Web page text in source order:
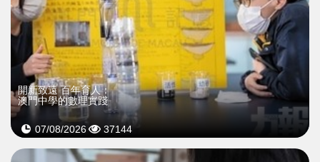
開新致遠 百年育人：
澳門中學的數理實踐
07/08/2026 37144